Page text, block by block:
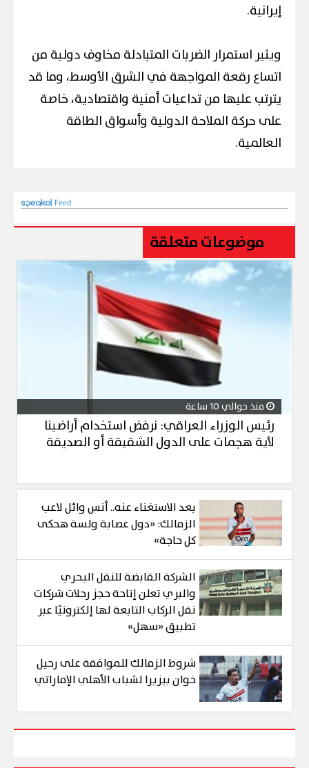
إيرانية.
ويثير استمرار الضربات المتبادلة مخاوف دولية من
اتساع رقعة المواجهة في الشرق الأوسط، وما قد
يترتب عليها من تداعيات أمنية واقتصادية، خاصة
على حركة الملاحة الدولية وأسواق الطاقة
العالمية.
موضوعات متعلقة
منذ حوالي 10 ساعة
رئيس الوزراء العراقي: نرفض استخدام أراضينا
لأية هجمات على الدول الشقيقة أو الصديقة
بعد الاستغناء عنه.. أنس وائل لاعب
الزمالك: «دول عصابة ولسة هحكى
كل حاجة»
الشركة القابضة للنقل البحري
والبري تعلن إتاحة حجز رحلات شركات
نقل الركاب التابعة لها إلكترونيًا عبر
تطبيق «سهل»
شروط الزمالك للموافقة على رحيل
خوان بيزيرا لشباب الأهلي الإماراتي